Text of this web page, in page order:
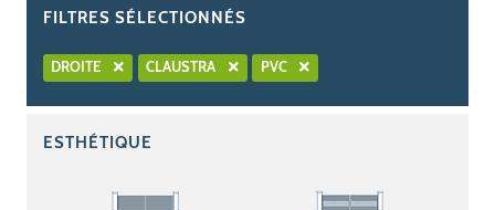
FILTRES SÉLECTIONNÉS
DROITE CLAUSTRA PVC
ESTHÉTIQUE